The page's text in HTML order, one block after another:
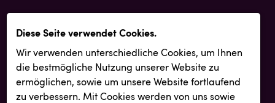
Diese Seite verwendet Cookies.
Wir verwenden unterschiedliche Cookies, um Ihnen
die best­mögliche Nutzung unserer Website zu
ermöglichen, sowie um unsere Website fortlaufend
zu verbessern. Mit Cookies werden von uns sowie